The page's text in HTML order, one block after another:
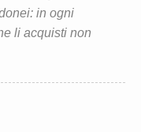
in ogni
li acquisti non